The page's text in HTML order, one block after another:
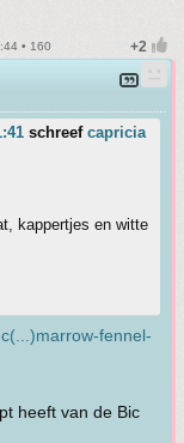
• 160
schreef capricia
kappertjes en witte
fennel-
heeft van de Bic